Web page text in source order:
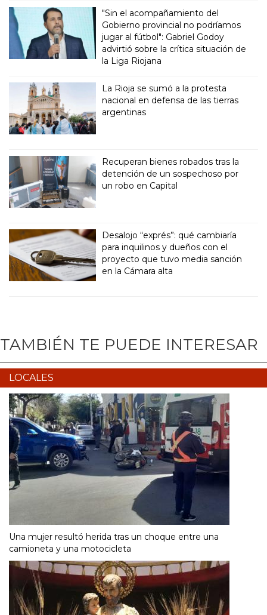
"Sin el acompañamiento del
Gobierno provincial no podríamos
jugar al fútbol": Gabriel Godoy
advirtió sobre la crítica situación de
la Liga Riojana
La Rioja se sumó a la protesta
nacional en defensa de las tierras
argentinas
Recuperan bienes robados tras la
detención de un sospechoso por
un robo en Capital
Desalojo “exprés”: qué cambiaría
para inquilinos y dueños con el
proyecto que tuvo media sanción
en la Cámara alta
TAMBIÉN TE PUEDE INTERESAR
LOCALES
Una mujer resultó herida tras un choque entre una
camioneta y una motocicleta